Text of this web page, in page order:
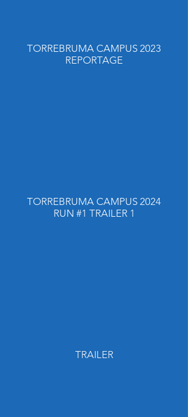
TORREBRUMA CAMPUS 2023
REPORTAGE
TORREBRUMA CAMPUS 2024
RUN #1 TRAILER 1
TRAILER